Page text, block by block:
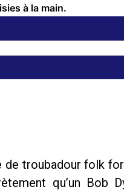
à la main.
de troubadour folk
qu’un Bob